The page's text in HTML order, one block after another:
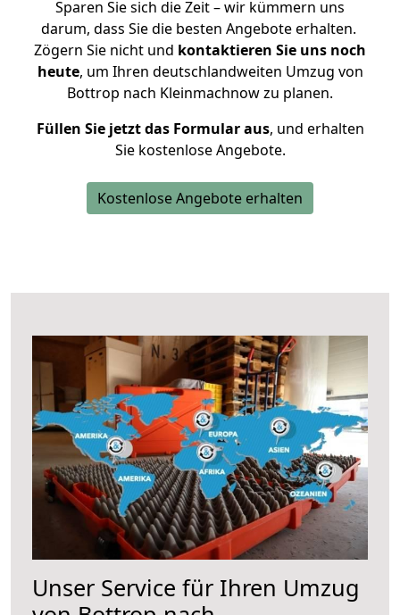
Sparen Sie sich die Zeit – wir kümmern uns
darum, dass Sie die besten Angebote erhalten.
Zögern Sie nicht und kontaktieren Sie uns noch
heute, um Ihren deutschlandweiten Umzug von
Bottrop nach Kleinmachnow zu planen.
Füllen Sie jetzt das Formular aus, und erhalten
Sie kostenlose Angebote.
Kostenlose Angebote erhalten
Unser Service für Ihren Umzug